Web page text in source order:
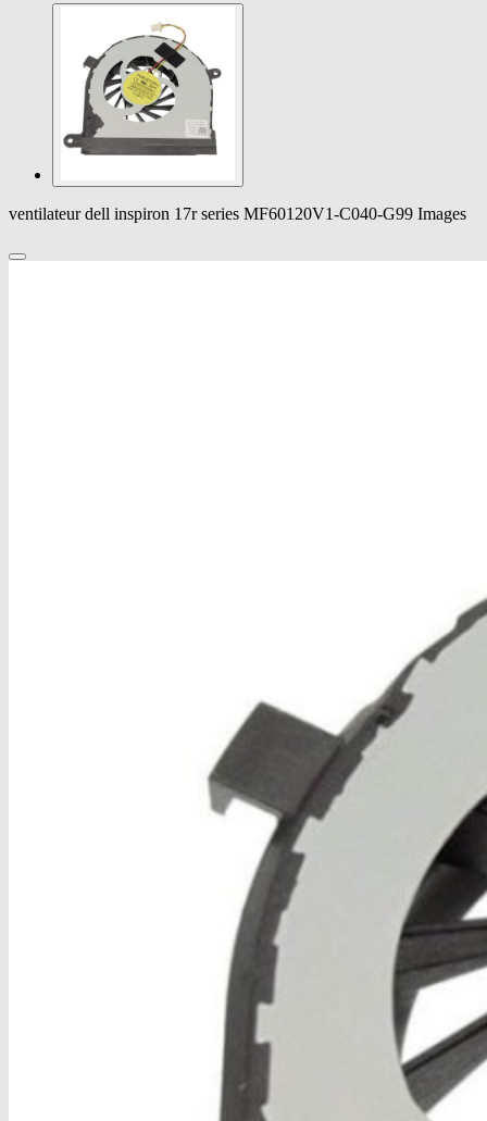
ventilateur dell inspiron 17r series MF60120V1-C040-G99 Images